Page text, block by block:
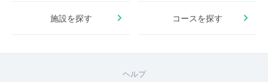
施設を探す コースを探す
ヘルプ